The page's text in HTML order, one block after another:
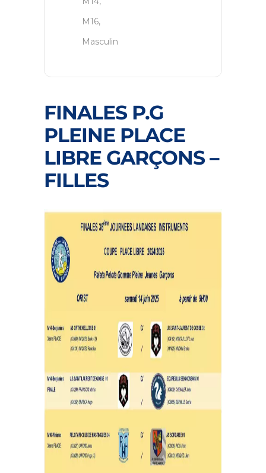
M16,
Masculin
FINALES P.G
PLEINE PLACE
LIBRE GARÇONS –
FILLES